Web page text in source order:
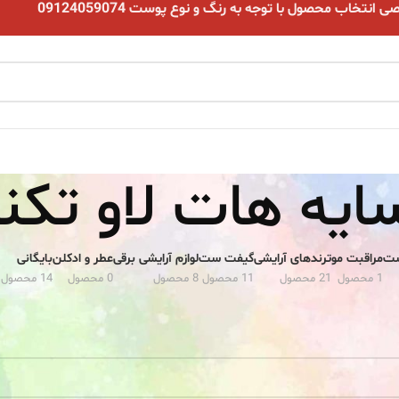
محصول با توجه به رنگ و نوع پوست 09124059074
هات لاو
مراقبت مو
1 محصول
ترندهای آرایشی
21 محصول
گیفت ست
11 محصول
لوازم آرایشی برقی
8 محصول
عطر و ادکلن
0 محصول
بایگانی
14 محصول